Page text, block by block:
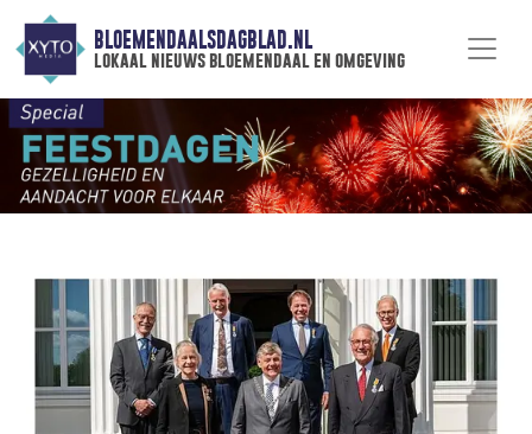
BLOEMENDAALSDAGBLAD.NL
lokaal nieuws bloemendaal en omgeving